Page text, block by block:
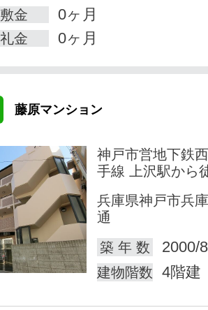
敷金 0ヶ月
礼金 0ヶ月
藤原マンション
神戸市営地下鉄
手線 上沢駅から
兵庫県神戸市兵
通
築 年 数
2000/
建物階数 4階建